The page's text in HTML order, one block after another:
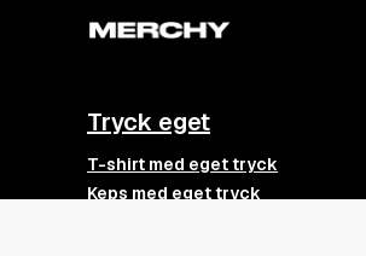
Tryck eget
T-shirt med eget tryck
Keps med eget tryck